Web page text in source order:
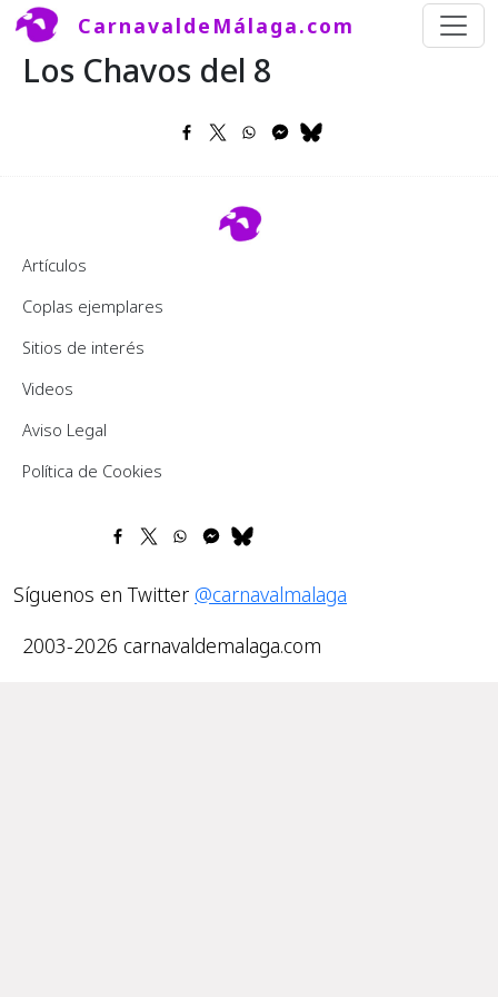
Pasar al contenido principal
CarnavaldeMálaga.com
Los Chavos del 8
Footer 2
Artículos
Coplas ejemplares
Sitios de interés
Videos
Pie de página
Aviso Legal
Política de Cookies
Síguenos en Twitter @carnavalmalaga
2003-2026 carnavaldemalaga.com